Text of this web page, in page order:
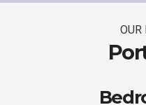
OUR